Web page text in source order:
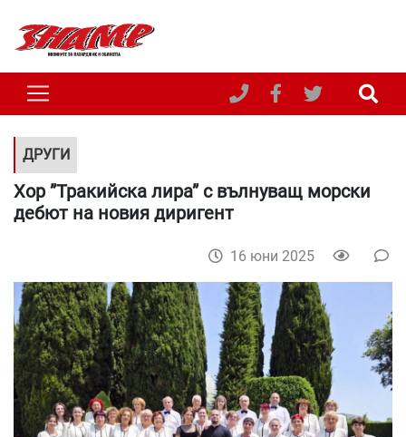
ДРУГИ
Хор ”Тракийска лира” с вълнуващ морски
дебют на новия диригент
16 юни 2025